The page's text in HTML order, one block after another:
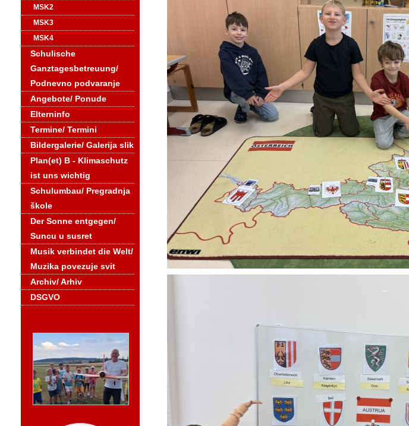
MSK2
MSK3
MSK4
Schulische
Ganztagesbetreuung/
Podnevno podvaranje
Angebote/ Ponude
Elterninfo
Termine/ Termini
Bildergalerie/ Galerija slik
Plan(et) B - Klimaschutz
ist uns wichtig
Schulumbau/ Pregradnja
škole
Der Sonne entgegen/
Suncu u susret
Musik verbindet die Welt/
Muzika povezuje svit
Archiv/ Arhiv
DSGVO